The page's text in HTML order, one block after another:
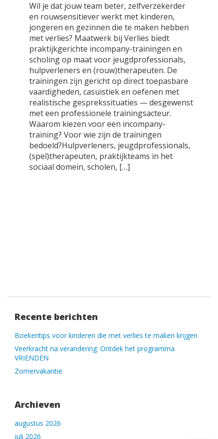
Wil je dat jouw team beter, zelfverzekerder
en rouwsensitiever werkt met kinderen,
jongeren en gezinnen die te maken hebben
met verlies? Maatwerk bij Verlies biedt
praktijkgerichte incompany-trainingen en
scholing op maat voor jeugdprofessionals,
hulpverleners en (rouw)therapeuten. De
trainingen zijn gericht op direct toepasbare
vaardigheden, casuïstiek en oefenen met
realistische gesprekssituaties — desgewenst
met een professionele trainingsacteur.
Waarom kiezen voor een incompany-
training? Voor wie zijn de trainingen
bedoeld?Hulpverleners, jeugdprofessionals,
(spel)therapeuten, praktijkteams in het
sociaal domein, scholen, […]
Recente berichten
Boekentips voor kinderen die met verlies te maken krijgen
Veerkracht na verandering: Ontdek het programma
VRIENDEN
Zomervakantie
Archieven
augustus 2026
juli 2026